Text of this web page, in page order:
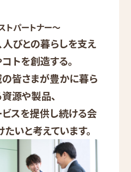
トパートナー～
人びとの暮らしを支え
トを創造する。
皆さまが豊かに暮ら
源や製品、
スを提供し続ける会
いと考えています。